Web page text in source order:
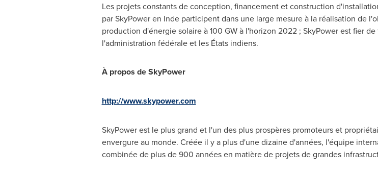
Les projets constants de conception, financement et construction
par SkyPower en Inde participent dans une large mesure à la réalisation de
production d'énergie solaire à 100 GW à l'horizon 2022 ; SkyPower est fier
l'administration fédérale et les États indiens.
À propos de SkyPower
http://www.skypower.com
SkyPower est le plus grand et l'un des plus prospères promoteurs et
envergure au monde. Créée il y a plus d'une dizaine d'années, l'équipe
combinée de plus de 900 années en matière de projets de grandes